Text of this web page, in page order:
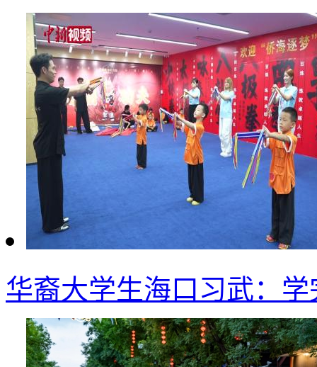
华裔大学生海口习武：